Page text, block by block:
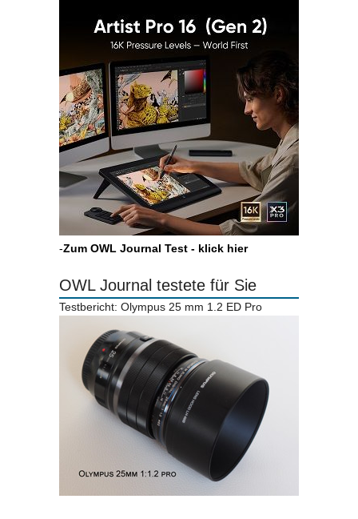
-Zum OWL Journal Test - klick hier
OWL Journal testete für Sie
Testbericht: Olympus 25 mm 1.2 ED Pro